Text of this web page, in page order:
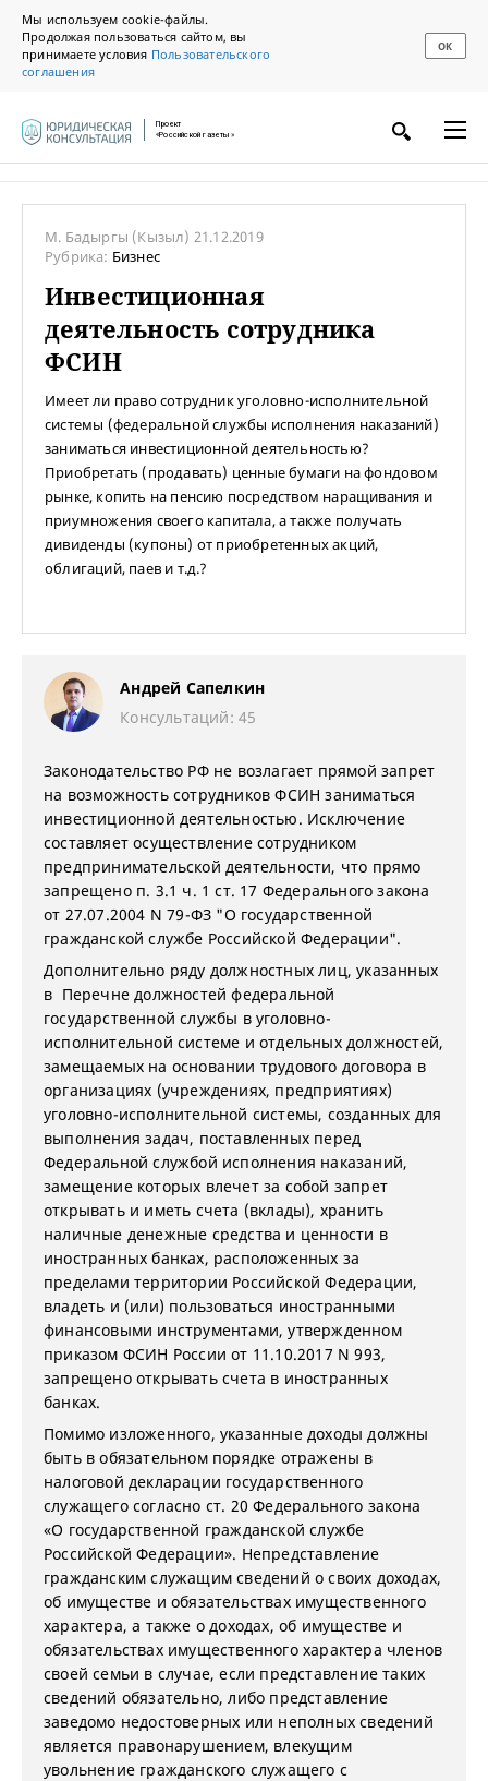
Мы используем cookie-файлы.
Продолжая пользоваться сайтом, вы
принимаете условия Пользовательского
соглашения
ОК
Проект
«Российской газеты»
М. Бадыргы (Кызыл) 21.12.2019
Рубрика: Бизнес
Инвестиционная
деятельность сотрудника
ФСИН
Имеет ли право сотрудник уголовно-исполнительной
системы (федеральной службы исполнения наказаний)
заниматься инвестиционной деятельностью?
Приобретать (продавать) ценные бумаги на фондовом
рынке, копить на пенсию посредством наращивания и
приумножения своего капитала, а также получать
дивиденды (купоны) от приобретенных акций,
облигаций, паев и т.д.?
Андрей Сапелкин
Консультаций: 45
Законодательство РФ не возлагает прямой запрет
на возможность сотрудников ФСИН заниматься
инвестиционной деятельностью. Исключение
составляет осуществление сотрудником
предпринимательской деятельности, что прямо
запрещено п. 3.1 ч. 1 ст. 17 Федерального закона
от 27.07.2004 N 79-ФЗ "О государственной
гражданской службе Российской Федерации".
Дополнительно ряду должностных лиц, указанных
в Перечне должностей федеральной
государственной службы в уголовно-
исполнительной системе и отдельных должностей,
замещаемых на основании трудового договора в
организациях (учреждениях, предприятиях)
уголовно-исполнительной системы, созданных для
выполнения задач, поставленных перед
Федеральной службой исполнения наказаний,
замещение которых влечет за собой запрет
открывать и иметь счета (вклады), хранить
наличные денежные средства и ценности в
иностранных банках, расположенных за
пределами территории Российской Федерации,
владеть и (или) пользоваться иностранными
финансовыми инструментами, утвержденном
приказом ФСИН России от 11.10.2017 N 993,
запрещено открывать счета в иностранных
банках.
Помимо изложенного, указанные доходы должны
быть в обязательном порядке отражены в
налоговой декларации государственного
служащего согласно ст. 20 Федерального закона
«О государственной гражданской службе
Российской Федерации». Непредставление
гражданским служащим сведений о своих доходах,
об имуществе и обязательствах имущественного
характера, а также о доходах, об имуществе и
обязательствах имущественного характера членов
своей семьи в случае, если представление таких
сведений обязательно, либо представление
заведомо недостоверных или неполных сведений
является правонарушением, влекущим
увольнение гражданского служащего с